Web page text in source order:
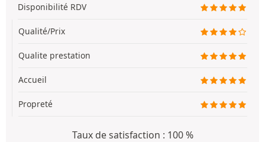
Disponibilité RDV
Qualité/Prix
Qualite prestation
Accueil
Propreté
Taux de satisfaction : 100 %